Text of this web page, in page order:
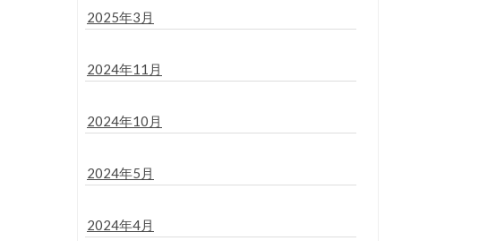
2025年3月
2024年11月
2024年10月
2024年5月
2024年4月